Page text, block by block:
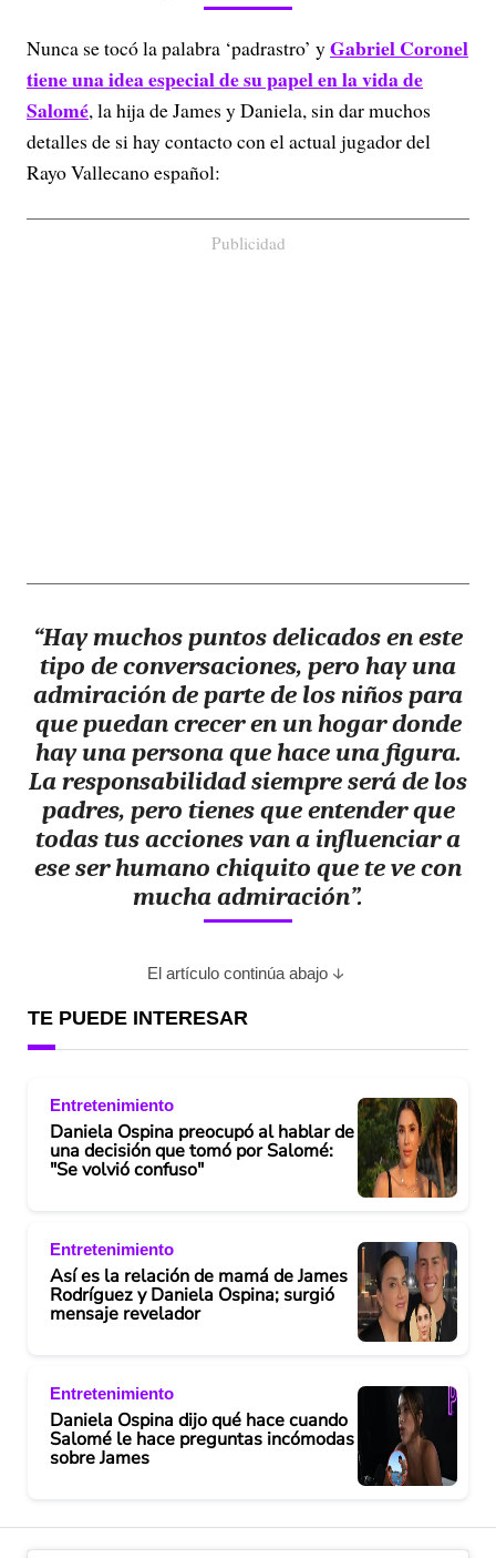
Nunca se tocó la palabra ‘padrastro’ yGabriel Coronel
tiene una idea especial de su papel en la vida de
Salomé, la hija de James y Daniela, sin dar muchos
detalles de si hay contacto con el actual jugador del
Rayo Vallecano español:
Publicidad
“Hay muchos puntos delicados en este
tipo de conversaciones, pero hay una
admiración de parte de los niños para
que puedan crecer en un hogar donde
hay una persona que hace una figura.
La responsabilidad siempre será de los
padres, pero tienes que entender que
todas tus acciones van a influenciar a
ese ser humano chiquito que te ve con
mucha admiración”.
El artículo continúa abajo
TE PUEDE INTERESAR
Entretenimiento
Daniela Ospina preocupó al hablar de
una decisión que tomó por Salomé:
"Se volvió confuso"
Entretenimiento
Así es la relación de mamá de James
Rodríguez y Daniela Ospina; surgió
mensaje revelador
Entretenimiento
Daniela Ospina dijo qué hace cuando
Salomé le hace preguntas incómodas
sobre James